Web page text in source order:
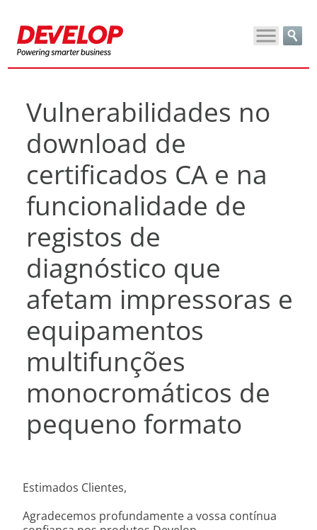
Vulnerabilidades no
download de
certificados CA e na
funcionalidade de
registos de
diagnóstico que
afetam impressoras e
equipamentos
multifunções
monocromáticos de
pequeno formato
Estimados Clientes,
Agradecemos profundamente a vossa contínua